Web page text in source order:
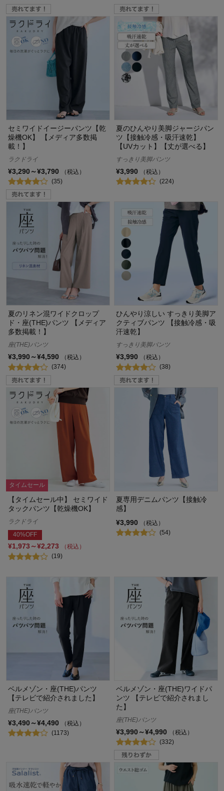
セミワイドイージーパンツ【乾
燥機OK】 【メディア多数掲
載！】
ラクドライ
¥3,290～¥3,790
（税込）
(35)
夏のひんやり美脚ジャージパン
ツ【接触冷感・吸汗速乾】
【UVカット】【丈が選べる】
すっきり美脚パンツ
¥3,990
（税込）
(224)
夏のリネン混ワイドクロップ
ド・座(THE)パンツ 【メディア
多数掲載！】
座(THE)パンツ
¥3,990～¥4,590
（税込）
(374)
ひんやり涼しい すっきり美脚ア
クティブパンツ 【接触冷感・吸
汗速乾】
すっきり美脚パンツ
¥3,990
（税込）
(38)
タイムセール
【タイムセール中】 セミワイド
タックパンツ【乾燥機OK】
ラクドライ
40%OFF
¥1,973～¥2,273
（税込）
(19)
夏専用デニムパンツ【接触冷
感】
¥3,990
（税込）
(54)
ベルメゾン・座(THE)パンツ
【テレビで紹介されました】
座(THE)パンツ
¥3,490～¥4,490
（税込）
(1173)
ベルメゾン・座(THE)ワイドパ
ンツ 【テレビで紹介されまし
た】
座(THE)パンツ
¥3,990～¥4,990
（税込）
(332)